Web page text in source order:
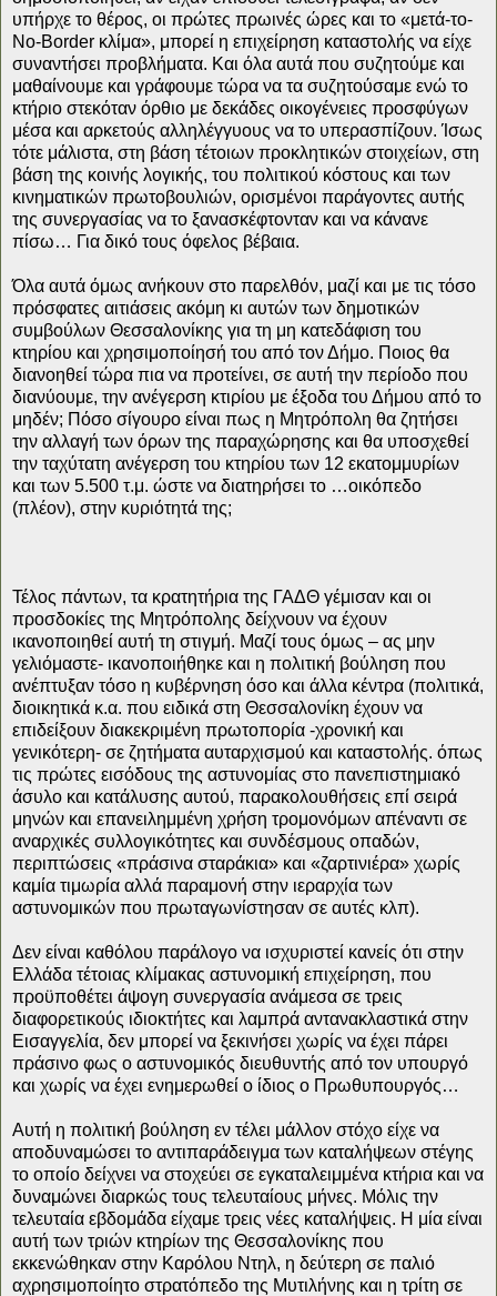
υπήρχε το θέρος, οι πρώτες πρωινές ώρες και το «μετά-το-
No-Border κλίμα», μπορεί η επιχείρηση καταστολής να είχε
συναντήσει προβλήματα. Και όλα αυτά που συζητούμε και
μαθαίνουμε και γράφουμε τώρα να τα συζητούσαμε ενώ το
κτήριο στεκόταν όρθιο με δεκάδες οικογένειες προσφύγων
μέσα και αρκετούς αλληλέγγυους να το υπερασπίζουν. Ίσως
τότε μάλιστα, στη βάση τέτοιων προκλητικών στοιχείων, στη
βάση της κοινής λογικής, του πολιτικού κόστους και των
κινηματικών πρωτοβουλιών, ορισμένοι παράγοντες αυτής
της συνεργασίας να το ξανασκέφτονταν και να κάνανε
πίσω… Για δικό τους όφελος βέβαια.
Όλα αυτά όμως ανήκουν στο παρελθόν, μαζί και με τις τόσο
πρόσφατες αιτιάσεις ακόμη κι αυτών των δημοτικών
συμβούλων Θεσσαλονίκης για τη μη κατεδάφιση του
κτηρίου και χρησιμοποίησή του από τον Δήμο. Ποιος θα
διανοηθεί τώρα πια να προτείνει, σε αυτή την περίοδο που
διανύουμε, την ανέγερση κτιρίου με έξοδα του Δήμου από το
μηδέν; Πόσο σίγουρο είναι πως η Μητρόπολη θα ζητήσει
την αλλαγή των όρων της παραχώρησης και θα υποσχεθεί
την ταχύτατη ανέγερση του κτηρίου των 12 εκατομμυρίων
και των 5.500 τ.μ. ώστε να διατηρήσει το …οικόπεδο
(πλέον), στην κυριότητά της;
Τέλος πάντων, τα κρατητήρια της ΓΑΔΘ γέμισαν και οι
προσδοκίες της Μητρόπολης δείχνουν να έχουν
ικανοποιηθεί αυτή τη στιγμή. Μαζί τους όμως – ας μην
γελιόμαστε- ικανοποιήθηκε και η πολιτική βούληση που
ανέπτυξαν τόσο η κυβέρνηση όσο και άλλα κέντρα (πολιτικά,
διοικητικά κ.α. που ειδικά στη Θεσσαλονίκη έχουν να
επιδείξουν διακεκριμένη πρωτοπορία -χρονική και
γενικότερη- σε ζητήματα αυταρχισμού και καταστολής. όπως
τις πρώτες εισόδους της αστυνομίας στο πανεπιστημιακό
άσυλο και κατάλυσης αυτού, παρακολουθήσεις επί σειρά
μηνών και επανειλημμένη χρήση τρομονόμων απέναντι σε
αναρχικές συλλογικότητες και συνδέσμους οπαδών,
περιπτώσεις «πράσινα σταράκια» και «ζαρτινιέρα» χωρίς
καμία τιμωρία αλλά παραμονή στην ιεραρχία των
αστυνομικών που πρωταγωνίστησαν σε αυτές κλπ).
Δεν είναι καθόλου παράλογο να ισχυριστεί κανείς ότι στην
Ελλάδα τέτοιας κλίμακας αστυνομική επιχείρηση, που
προϋποθέτει άψογη συνεργασία ανάμεσα σε τρεις
διαφορετικούς ιδιοκτήτες και λαμπρά αντανακλαστικά στην
Εισαγγελία, δεν μπορεί να ξεκινήσει χωρίς να έχει πάρει
πράσινο φως ο αστυνομικός διευθυντής από τον υπουργό
και χωρίς να έχει ενημερωθεί ο ίδιος ο Πρωθυπουργός…
Αυτή η πολιτική βούληση εν τέλει μάλλον στόχο είχε να
αποδυναμώσει το αντιπαράδειγμα των καταλήψεων στέγης
το οποίο δείχνει να στοχεύει σε εγκαταλειμμένα κτήρια και να
δυναμώνει διαρκώς τους τελευταίους μήνες. Μόλις την
τελευταία εβδομάδα είχαμε τρεις νέες καταλήψεις. Η μία είναι
αυτή των τριών κτηρίων της Θεσσαλονίκης που
εκκενώθηκαν στην Καρόλου Ντηλ, η δεύτερη σε παλιό
αχρησιμοποίητο στρατόπεδο της Μυτιλήνης και η τρίτη σε